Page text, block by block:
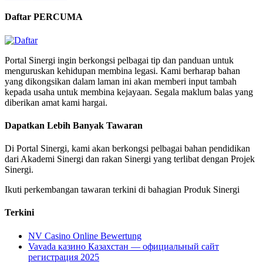
Daftar PERCUMA
Portal Sinergi ingin berkongsi pelbagai tip dan panduan untuk
menguruskan kehidupan membina legasi. Kami berharap bahan
yang dikongsikan dalam laman ini akan memberi input tambah
kepada usaha untuk membina kejayaan. Segala maklum balas yang
diberikan amat kami hargai.
Dapatkan Lebih Banyak Tawaran
Di Portal Sinergi, kami akan berkongsi pelbagai bahan pendidikan
dari Akademi Sinergi dan rakan Sinergi yang terlibat dengan Projek
Sinergi.
Ikuti perkembangan tawaran terkini di bahagian Produk Sinergi
Terkini
NV Casino Online Bewertung
Vavada казино Казахстан — официальный сайт
регистрация 2025